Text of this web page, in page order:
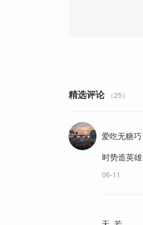
精选评论 （25）
爱吃无糖巧
时势造英雄
06-11